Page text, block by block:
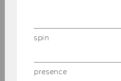
kos­ten, die aus An­lass
nah­me­ver­fah­ren
schafts­uni­ver­si­tät Wien
kön­nen.
Ver­län­ge­rung der
spin
presence